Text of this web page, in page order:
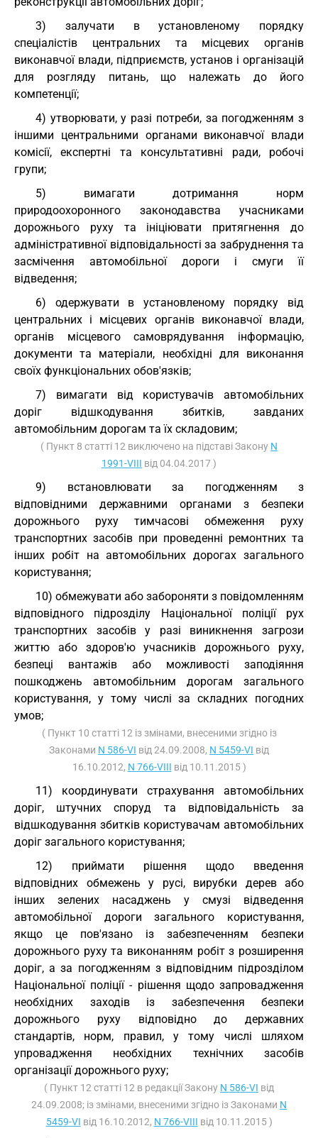
3) залучати в установленому порядку
спеціалістів центральних та місцевих органів
виконавчої влади, підприємств, установ і організацій
для розгляду питань, що належать до його
компетенції;
4) утворювати, у разі потреби, за погодженням з
іншими центральними органами виконавчої влади
комісії, експертні та консультативні ради, робочі
групи;
5) вимагати дотримання норм
природоохоронного законодавства учасниками
дорожнього руху та ініціювати притягнення до
адміністративної відповідальності за забруднення та
засмічення автомобільної дороги і смуги її
відведення;
6) одержувати в установленому порядку від
центральних і місцевих органів виконавчої влади,
органів місцевого самоврядування інформацію,
документи та матеріали, необхідні для виконання
своїх функціональних обов'язків;
7) вимагати від користувачів автомобільних
доріг відшкодування збитків, завданих
автомобільним дорогам та їх складовим;
( Пункт 8 статті 12 виключено на підставі Закону N
1991-VIII від 04.04.2017 )
9) встановлювати за погодженням з
відповідними державними органами з безпеки
дорожнього руху тимчасові обмеження руху
транспортних засобів при проведенні ремонтних та
інших робіт на автомобільних дорогах загального
користування;
10) обмежувати або забороняти з повідомленням
відповідного підрозділу Національної поліції рух
транспортних засобів у разі виникнення загрози
життю або здоров'ю учасників дорожнього руху,
безпеці вантажів або можливості заподіяння
пошкоджень автомобільним дорогам загального
користування, у тому числі за складних погодних
умов;
( Пункт 10 статті 12 із змінами, внесеними згідно із
Законами N 586-VI від 24.09.2008, N 5459-VI від
16.10.2012, N 766-VIII від 10.11.2015 )
11) координувати страхування автомобільних
доріг, штучних споруд та відповідальність за
відшкодування збитків користувачам автомобільних
доріг загального користування;
12) приймати рішення щодо введення
відповідних обмежень у русі, вирубки дерев або
інших зелених насаджень у смузі відведення
автомобільної дороги загального користування,
якщо це пов'язано із забезпеченням безпеки
дорожнього руху та виконанням робіт з розширення
доріг, а за погодженням з відповідним підрозділом
Національної поліції - рішення щодо запровадження
необхідних заходів із забезпечення безпеки
дорожнього руху відповідно до державних
стандартів, норм, правил, у тому числі шляхом
упровадження необхідних технічних засобів
організації дорожнього руху;
( Пункт 12 статті 12 в редакції Закону N 586-VI від
24.09.2008; із змінами, внесеними згідно із Законами N
5459-VI від 16.10.2012, N 766-VIII від 10.11.2015 )